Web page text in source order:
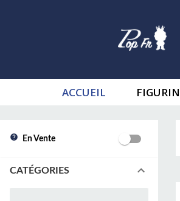
ACCUEIL
En Vente
CATÉGORIES